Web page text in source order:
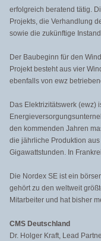
erfolgreich beratend tätig.
Projekts, die Verhandlung
sowie die zukünftige
Der Baubeginn für den
Projekt besteht aus vier
ebenfalls von ewz
Das Elektrizitätswerk (ewz)
den kommenden Jahren
die jährliche Produktion
Gigawattstunden. In
Die Nordex SE ist ein
gehört zu den weltweit
Mitarbeiter und hat bisher
CMS Deutschland
Dr. Holger Kraft, Lead